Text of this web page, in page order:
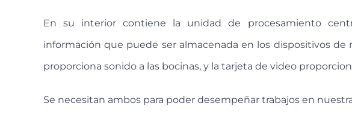
En su interior contiene la unidad de procesamiento
información que puede ser almacenada en los dispositivos de
proporciona sonido a las bocinas, y la tarjeta de video
Se necesitan ambos para poder desempeñar trabajos en